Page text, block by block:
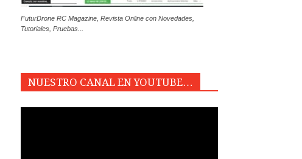
FuturDrone RC Magazine, Revista Online con Novedades,
Tutoriales, Pruebas...
NUESTRO CANAL EN YOUTUBE…